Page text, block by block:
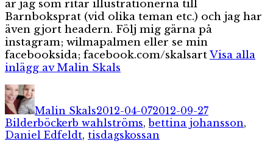
är jag som ritar illustrationerna till
Barnboksprat (vid olika teman etc.) och jag har
även gjort headern. Följ mig gärna på
instagram; wilmapalmen eller se min
facebooksida; facebook.com/skalsartVisa alla
inlägg av Malin Skals
Författare
Malin Skals2012-04-072012-09-27
BilderböckerEtiketter
b wahlströms,bettina johansson,
Daniel Edfeldt, tisdagskossan